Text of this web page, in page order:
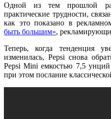
Одной из тем прошлой
практические трудности,
как это показано в
быть большим»,
Теперь, когда тенденция
изменилась, Pepsi снова
Pepsi Mini емкостью 7,5
при этом послание